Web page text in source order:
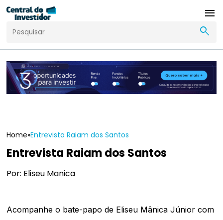
menu
search
Home»Entrevista Raiam dos Santos
Entrevista Raiam dos Santos
Por: Eliseu Manica
Acompanhe o bate-papo de Eliseu Mânica Júnior com